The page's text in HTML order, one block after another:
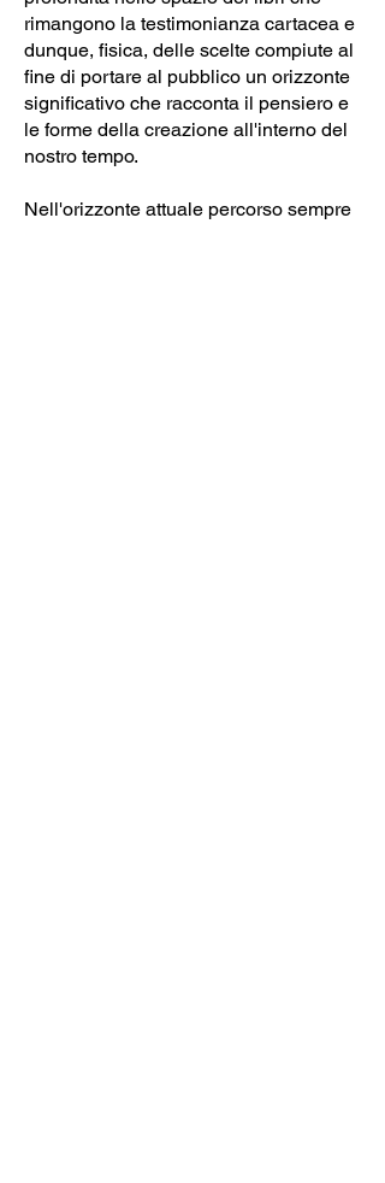
rimangono la testimonianza cartacea e
dunque, fisica, delle scelte compiute al
fine di portare al pubblico un orizzonte
significativo che racconta il pensiero e
le forme della creazione all'interno del
nostro tempo.
Nell'orizzonte attuale percorso sempre